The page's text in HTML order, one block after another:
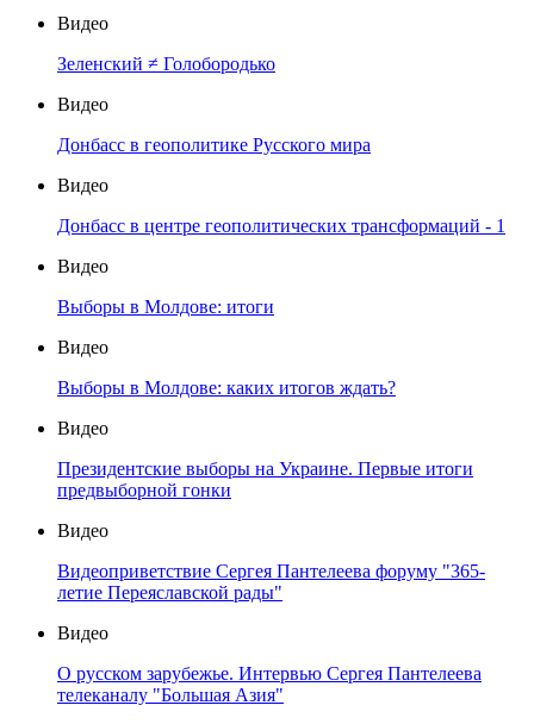
Видео
Зеленский ≠ Голобородько
Видео
Донбасс в геополитике Русского мира
Видео
Донбасс в центре геополитических трансформаций - 1
Видео
Выборы в Молдове: итоги
Видео
Выборы в Молдове: каких итогов ждать?
Видео
Президентские выборы на Украине. Первые итоги
предвыборной гонки
Видео
Видеоприветствие Сергея Пантелеева форуму "365-
летие Переяславской рады"
Видео
О русском зарубежье. Интервью Сергея Пантелеева
телеканалу "Большая Азия"